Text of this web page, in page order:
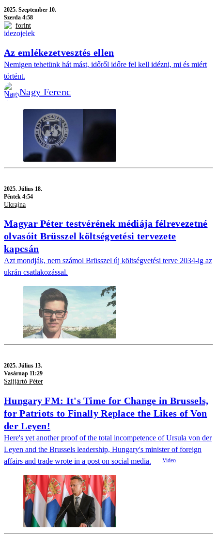
2025. Szeptember 10.
Szerda 4:58
forint
Az emlékezetvesztés ellen
Nemigen tehetünk hát mást, időről időre fel kell idézni, mi és miért
történt.
Nagy Ferenc
2025. Július 18.
Péntek 4:54
Ukrajna
Magyar Péter testvérének médiája félrevezetné
olvasóit Brüsszel költségvetési tervezete
kapcsán
Azt mondják, nem számol Brüsszel új költségvetési terve 2034-ig az
ukrán csatlakozással.
2025. Július 13.
Vasárnap 11:29
Szijjártó Péter
Hungary FM: It's Time for Change in Brussels,
for Patriots to Finally Replace the Likes of Von
der Leyen!
Here's yet another proof of the total incompetence of Ursula von der
Leyen and the Brussels leadership, Hungary's minister of foreign
affairs and trade wrote in a post on social media.